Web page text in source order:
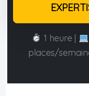
1 heure |
places/